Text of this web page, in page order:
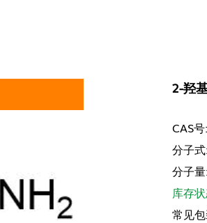
2-羟
CAS号:
分子式:
分子量:
库存
常见